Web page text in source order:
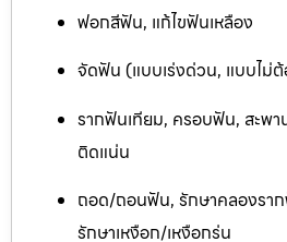
ฟอกสีฟัน, แก้ไขฟันเหลือง
จัดฟัน (แบบเร่งด่วน, แบบไม่
รากฟันเทียม, ครอบฟัน, สะพ
ติดแน่น
ถอด/ถอนฟัน, รักษาคลองรา
รักษาเหงือก/เหงือกร่น